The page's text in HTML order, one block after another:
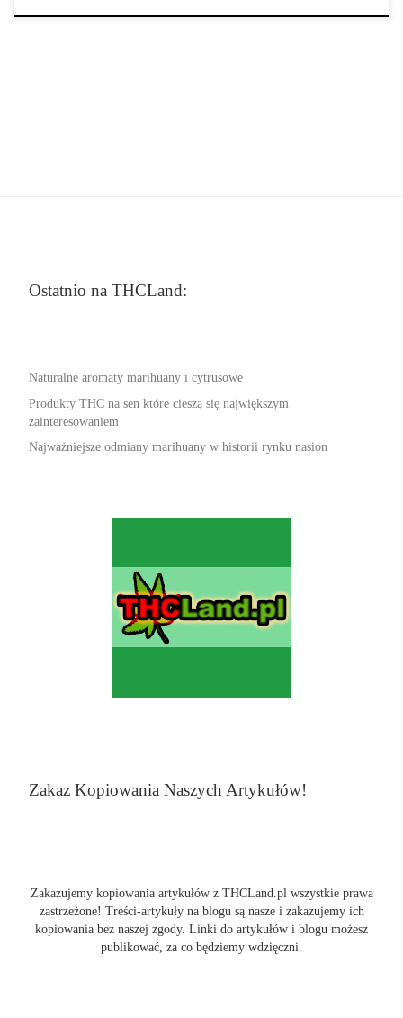
Ostatnio na THCLand:
Naturalne aromaty marihuany i cytrusowe
Produkty THC na sen które cieszą się największym
zainteresowaniem
Najważniejsze odmiany marihuany w historii rynku nasion
Zakaz Kopiowania Naszych Artykułów!
Zakazujemy kopiowania artykułów z THCLand.pl wszystkie prawa
zastrzeżone! Treści-artykuły na blogu są nasze i zakazujemy ich
kopiowania bez naszej zgody. Linki do artykułów i blogu możesz
publikować, za co będziemy wdzięczni.